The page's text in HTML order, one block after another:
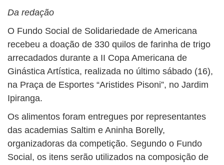
Da redação
O Fundo Social de Solidariedade de Americana
recebeu a doação de 330 quilos de farinha de trigo
arrecadados durante a II Copa Americana de
Ginástica Artística, realizada no último sábado (16),
na Praça de Esportes “Aristides Pisoni”, no Jardim
Ipiranga.
Os alimentos foram entregues por representantes
das academias Saltim e Aninha Borelly,
organizadoras da competição. Segundo o Fundo
Social, os itens serão utilizados na composição de